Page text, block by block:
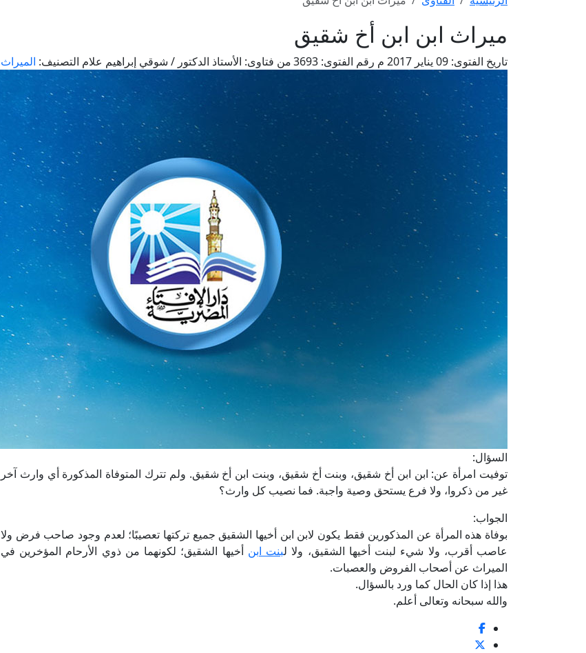
ميراث ابن ابن أخ شقيق
تاريخ الفتوى: رقم الفتوى: من فتاوى: الأستاذ الدكتور / شوقي إبراهيم علام التصنيف: الميراث
السؤال:
توفيت امرأة عن: ابن ابن أخ شقيق، وبنت أخ شقيق، وبنت ابن أخ شقيق. ولم تترك المتوفاة المذكورة أي وارث آخر
غير من ذكروا، ولا فرع يستحق وصية واجبة. فما نصيب كل وارث؟
الجواب:
بوفاة هذه المرأة عن المذكورين فقط يكون لابن ابن أخيها الشقيق جميع تركتها تعصيبًا؛ لعدم وجود صاحب فرض ولا
عاصب أقرب، ولا شيء لبنت أخيها الشقيق، ولا لبنت ابن أخيها الشقيق؛ لكونهما من ذوي الأرحام المؤخرين في
الميراث عن أصحاب الفروض والعصبات.
هذا إذا كان الحال كما ورد بالسؤال.
والله سبحانه وتعالى أعلم.